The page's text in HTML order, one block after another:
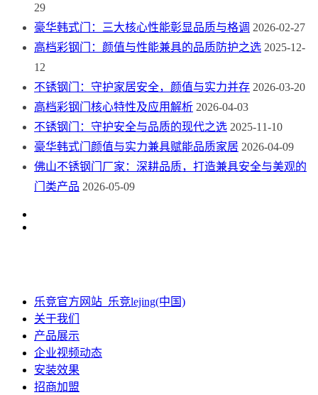
29
豪华韩式门：三大核心性能彰显品质与格调 2026-02-27
高档彩钢门：颜值与性能兼具的品质防护之选 2025-12-
12
不锈钢门：守护家居安全，颜值与实力并存 2026-03-20
高档彩钢门核心特性及应用解析 2026-04-03
不锈钢门：守护安全与品质的现代之选 2025-11-10
豪华韩式门颜值与实力兼具赋能品质家居 2026-04-09
佛山不锈钢门厂家：深耕品质，打造兼具安全与美观的
门类产品 2026-05-09
乐竞官方网站_乐竞lejing(中国)
关于我们
产品展示
企业视频动态
安装效果
招商加盟